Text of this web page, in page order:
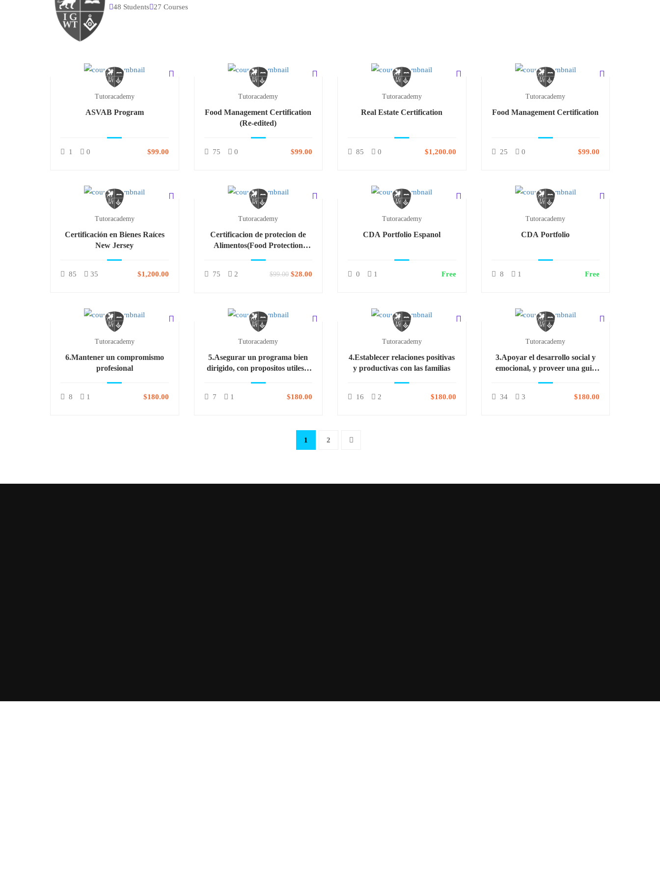
48 Students 27 Courses
Tutoracademy
ASVAB Program
1 0 $99.00
Tutoracademy
Food Management Certification
(Re-edited)
75 0 $99.00
Tutoracademy
Real Estate Certification
85 0 $1,200.00
Tutoracademy
Food Management Certification
25 0 $99.00
Tutoracademy
Certificación en Bienes Raíces
New Jersey
85 35 $1,200.00
Tutoracademy
Certificacion de protecion de
Alimentos(Food Protection
75 2 $99.00 $28.00
Tutoracademy
CDA Portfolio Espanol
0 1 Free
Tutoracademy
CDA Portfolio
8 1 Free
Tutoracademy
6.Mantener un compromismo
profesional
8 1 $180.00
Tutoracademy
5.Asegurar un programa bien
dirigido, con propositos utiles y
7 1 $180.00
Tutoracademy
4.Establecer relaciones positivas
y productivas con las familias
16 2 $180.00
Tutoracademy
3.Apoyar el desarrollo social y
emocional, y proveer una guia
34 3 $180.00
1 2